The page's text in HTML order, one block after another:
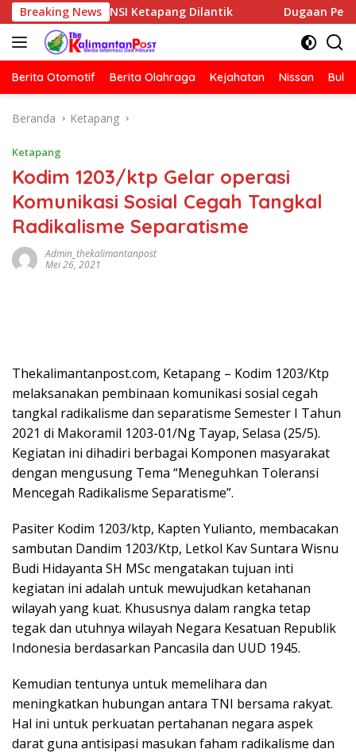
Langsung
ke
konten
Breaking News
HNSI Ketapang Dilantik Dugaan Penyerangan
Berita Otomotif Berita Olahraga Kejahatan Nissan
Beranda Ketapang
Ketapang
Kodim 1203/ktp Gelar operasi
Komunikasi Sosial Cegah Tangkal
Radikalisme Separatisme
Admin_thekalimantanpost
Mei 26, 2021
Thekalimantanpost.com, Ketapang – Kodim 1203/Ktp
melaksanakan pembinaan komunikasi sosial cegah
tangkal radikalisme dan separatisme Semester I Tahun
2021 di Makoramil 1203-01/Ng Tayap, Selasa (25/5).
Kegiatan ini dihadiri berbagai Komponen masyarakat
dengan mengusung Tema “Meneguhkan Toleransi
Mencegah Radikalisme Separatisme”.
Pasiter Kodim 1203/ktp, Kapten Yulianto, membacakan
sambutan Dandim 1203/Ktp, Letkol Kav Suntara Wisnu
Budi Hidayanta SH MSc mengatakan tujuan inti
kegiatan ini adalah untuk mewujudkan ketahanan
wilayah yang kuat. Khususnya dalam rangka tetap
tegak dan utuhnya wilayah Negara Kesatuan Republik
Indonesia berdasarkan Pancasila dan UUD 1945.
Kemudian tentunya untuk memelihara dan
meningkatkan hubungan antara TNI bersama rakyat.
Hal ini untuk perkuatan pertahanan negara aspek
darat guna antisipasi masukan faham radikalisme dan